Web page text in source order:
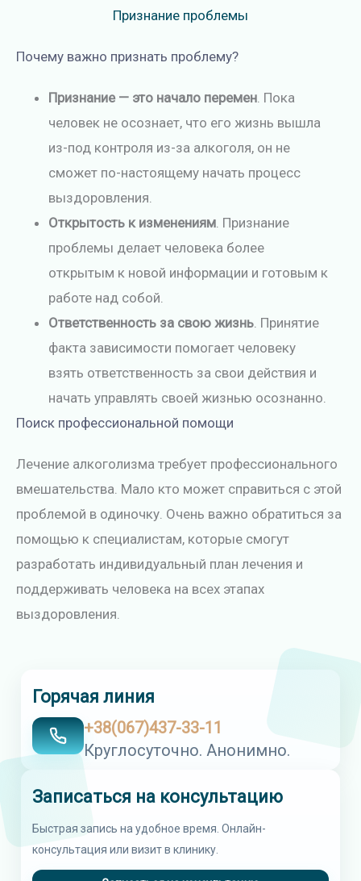
Признание проблемы
Почему важно признать проблему?
Признание — это начало перемен . Пока
человек не осознает, что его жизнь вышла
из-под контроля из-за алкоголя, он не
сможет по-настоящему начать процесс
выздоровления.
Открытость к изменениям . Признание
проблемы делает человека более
открытым к новой информации и готовым к
работе над собой.
Ответственность за свою жизнь . Принятие
факта зависимости помогает человеку
взять ответственность за свои действия и
начать управлять своей жизнью осознанно.
Поиск профессиональной помощи
Лечение алкоголизма требует профессионального
вмешательства. Мало кто может справиться с этой
проблемой в одиночку. Очень важно обратиться за
помощью к специалистам, которые смогут
разработать индивидуальный план лечения и
поддерживать человека на всех этапах
выздоровления.
Горячая линия
+38(067)437-33-11
Круглосуточно. Анонимно.
Записаться на консультацию
Быстрая запись на удобное время. Онлайн-
консультация или визит в клинику.